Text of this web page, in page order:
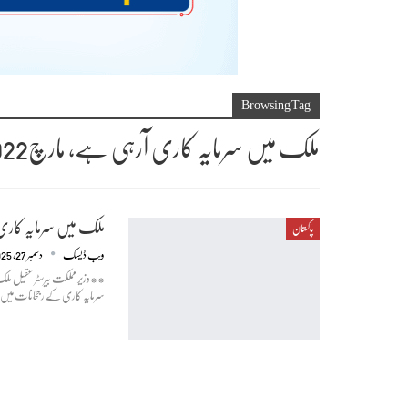
Browsing Tag
ملک میں سرمایہ کاری آرہی ہے، مارچ2022 سے پہلے پاکستان تنہا ہوگیا تھا، عقیل ملک
پاکستان ملک میں سرمایہ کاری آرہی ہے، مارچ2022 سے
ویب ڈیسک دسمبر 27, 2025
**وزیر مملکت بیرسٹر عقیل
سرمایہ کاری کے رجحانات